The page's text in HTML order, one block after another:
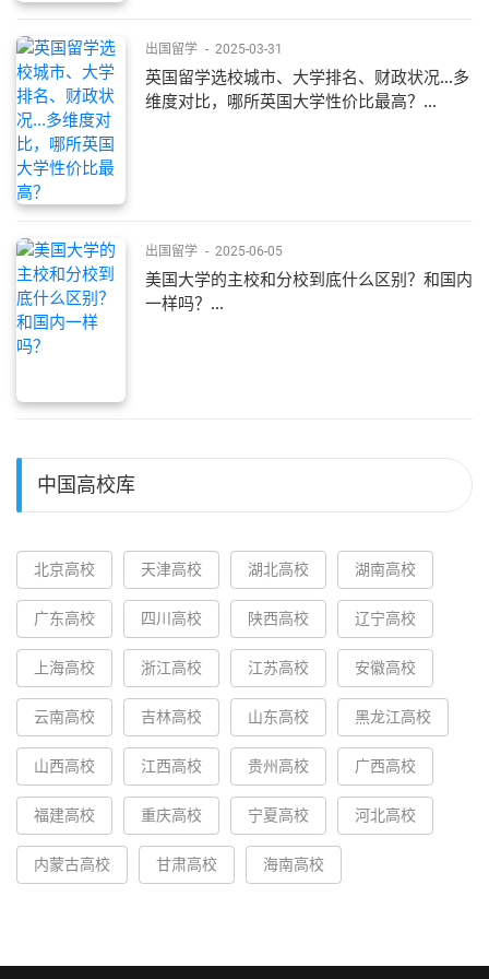
出国留学 - 2025-03-31
英国留学选校城市、大学排名、财政状况...多
维度对比，哪所英国大学性价比最高？...
出国留学 - 2025-06-05
美国大学的主校和分校到底什么区别？和国内
一样吗？...
中国高校库
北京高校 天津高校 湖北高校 湖南高校
广东高校 四川高校 陕西高校 辽宁高校
上海高校 浙江高校 江苏高校 安徽高校
云南高校 吉林高校 山东高校 黑龙江高校
山西高校 江西高校 贵州高校 广西高校
福建高校 重庆高校 宁夏高校 河北高校
内蒙古高校 甘肃高校 海南高校